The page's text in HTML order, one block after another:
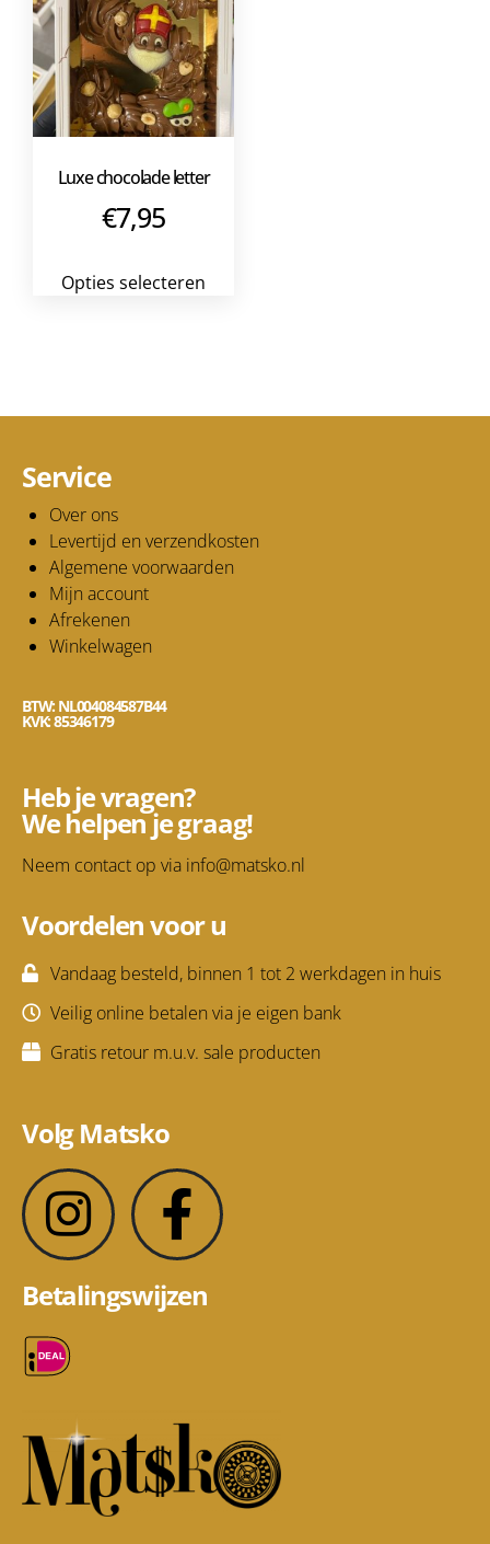
Luxe chocolade letter
€7,95
Opties selecteren
Service
Over ons
Levertijd en verzendkosten
Algemene voorwaarden
Mijn account
Afrekenen
Winkelwagen
BTW: NL004084587B44
KVK: 85346179
Heb je vragen?
We helpen je graag!
Neem contact op via info@matsko.nl
Voordelen voor u
Vandaag besteld, binnen 1 tot 2 werkdagen in huis
Veilig online betalen via je eigen bank
Gratis retour m.u.v. sale producten
Volg Matsko
Betalingswijzen